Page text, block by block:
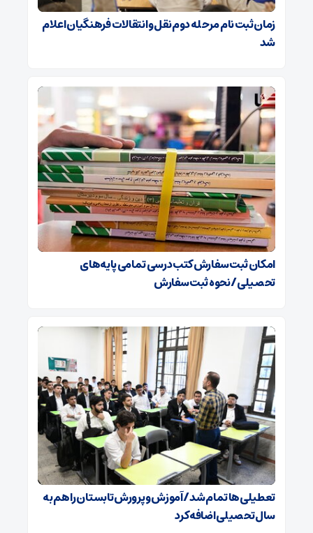
زمان ثبت نام مرحله دوم نقل و انتقالات فرهنگیان اعلام
شد
امکان ثبت سفارش کتب درسی تمامی پایه‌های
تحصیلی/ نحوه ثبت سفارش
تعطیلی‌ها تمام شد/ آموزش و پرورش تابستان را هم به
سال تحصیلی اضافه کرد